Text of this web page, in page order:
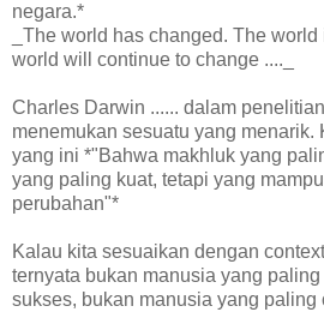
negara.*
_The world has changed. The
world will continue to change ...._
Charles Darwin ...... dalam
menemukan sesuatu yang menarik.
yang ini *"Bahwa makhluk yang
yang paling kuat, tetapi yang
perubahan"*
Kalau kita sesuaikan dengan
ternyata bukan manusia yang
sukses, bukan manusia yang paling